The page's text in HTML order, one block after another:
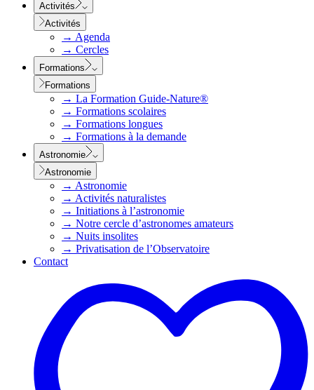
Activités
Activités
→ Agenda
→ Cercles
Formations
Formations
→ La Formation Guide-Nature®
→ Formations scolaires
→ Formations longues
→ Formations à la demande
Astronomie
Astronomie
→ Astronomie
→ Activités naturalistes
→ Initiations à l’astronomie
→ Notre cercle d’astronomes amateurs
→ Nuits insolites
→ Privatisation de l’Observatoire
Contact